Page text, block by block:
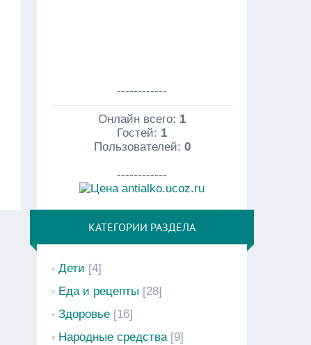
------------
Онлайн всего: 1
Гостей: 1
Пользователей: 0
------------
КАТЕГОРИИ РАЗДЕЛА
Дети [4]
Еда и рецепты [28]
Здоровье [16]
Народные средства [9]